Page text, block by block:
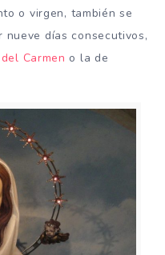
o virgen, también se
nueve días consecutivos,
Carmen o la de